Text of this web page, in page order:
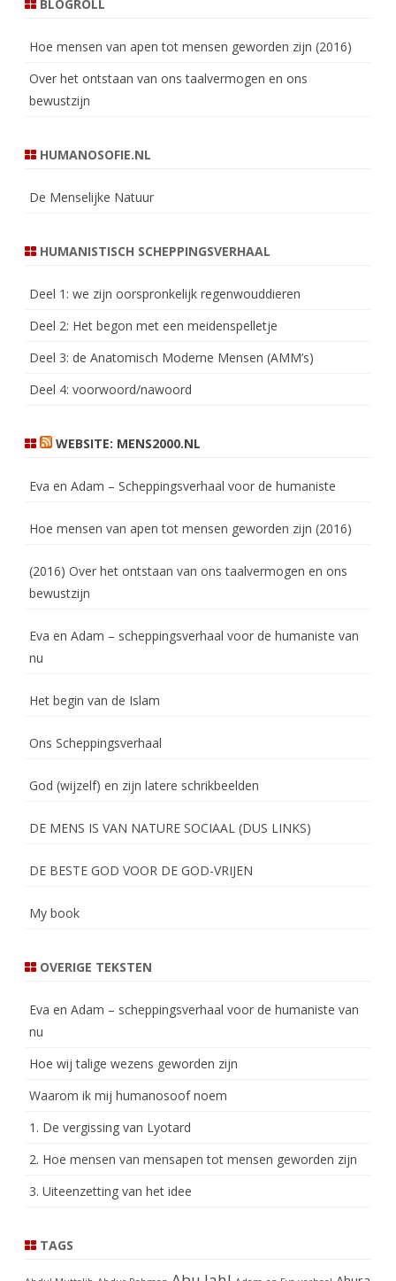
BLOGROLL
Hoe mensen van apen tot mensen geworden zijn (2016)
Over het ontstaan van ons taalvermogen en ons
bewustzijn
HUMANOSOFIE.NL
De Menselijke Natuur
HUMANISTISCH SCHEPPINGSVERHAAL
Deel 1: we zijn oorspronkelijk regenwouddieren
Deel 2: Het begon met een meidenspelletje
Deel 3: de Anatomisch Moderne Mensen (AMM’s)
Deel 4: voorwoord/nawoord
WEBSITE: MENS2000.NL
Eva en Adam – Scheppingsverhaal voor de humaniste
Hoe mensen van apen tot mensen geworden zijn (2016)
(2016) Over het ontstaan van ons taalvermogen en ons
bewustzijn
Eva en Adam – scheppingsverhaal voor de humaniste van
nu
Het begin van de Islam
Ons Scheppingsverhaal
God (wijzelf) en zijn latere schrikbeelden
DE MENS IS VAN NATURE SOCIAAL (DUS LINKS)
DE BESTE GOD VOOR DE GOD-VRIJEN
My book
OVERIGE TEKSTEN
Eva en Adam – scheppingsverhaal voor de humaniste van
nu
Hoe wij talige wezens geworden zijn
Waarom ik mij humanosoof noem
1. De vergissing van Lyotard
2. Hoe mensen van mensapen tot mensen geworden zijn
3. Uiteenzetting van het idee
TAGS